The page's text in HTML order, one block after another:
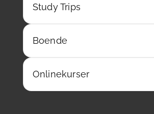
Study Trips
Boende
Onlinekurser